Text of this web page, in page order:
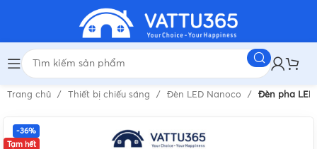
Trang chủ Thiết bị chiếu sáng Đèn LED Nanoco Đèn pha
-36%
Tạm hết